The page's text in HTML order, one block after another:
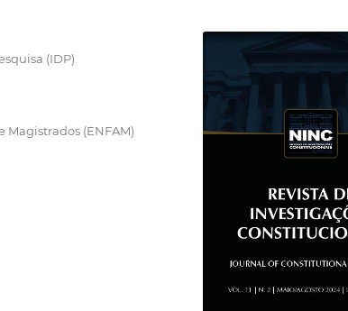
(IDP)
Magistrados (ENFAM)